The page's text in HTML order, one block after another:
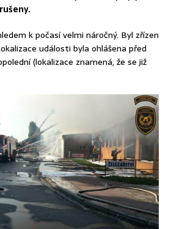
k počasí velmi náročný. Byl zřízen
události byla ohlášena před
(lokalizace znamená, že se již